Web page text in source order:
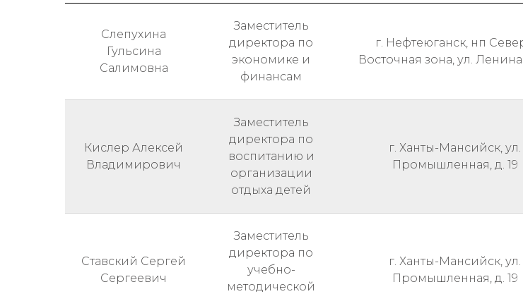
Слепухина
Гульсина
Салимовна
Заместитель
директора по
экономике и
финансам
г. Нефтеюганск, нп
Восточная зона, ул.
Кислер Алексей
Владимирович
Заместитель
директора по
воспитанию и
организации
отдыха детей
г. Ханты-Мансийск, ул.
Промышленная, д. 19
Ставский Сергей
Сергеевич
Заместитель
директора по
учебно-
методической
г. Ханты-Мансийск, ул.
Промышленная, д. 19